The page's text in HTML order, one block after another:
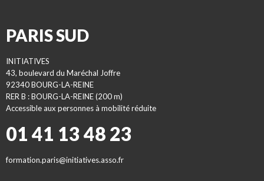
PARIS SUD
INITIATIVES
43, boulevard du Maréchal Joffre
92340 BOURG-LA-REINE
RER B : BOURG-LA-REINE (200 m)
Accessible aux personnes à mobilité réduite
01 41 13 48 23
formation.paris@initiatives.asso.fr